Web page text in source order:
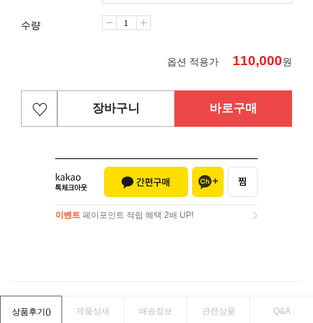
수량
옵션 적용가 110,000원
장바구니 바로구매
이벤트 페이포인트 적립 혜택 2배 UP!
상품후기() 제품상세 배송정보 관련상품 Q&A